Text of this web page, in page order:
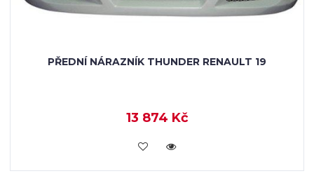
PŘEDNÍ NÁRAZNÍK THUNDER RENAULT 19
13 874 Kč
KOUPIT